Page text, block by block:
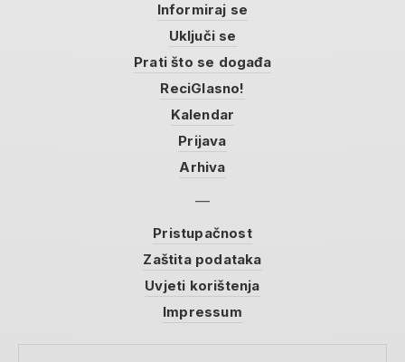
Informiraj se
Uključi se
Prati što se događa
ReciGlasno!
Kalendar
Prijava
Arhiva
Pristupačnost
Zaštita podataka
Uvjeti korištenja
Impressum